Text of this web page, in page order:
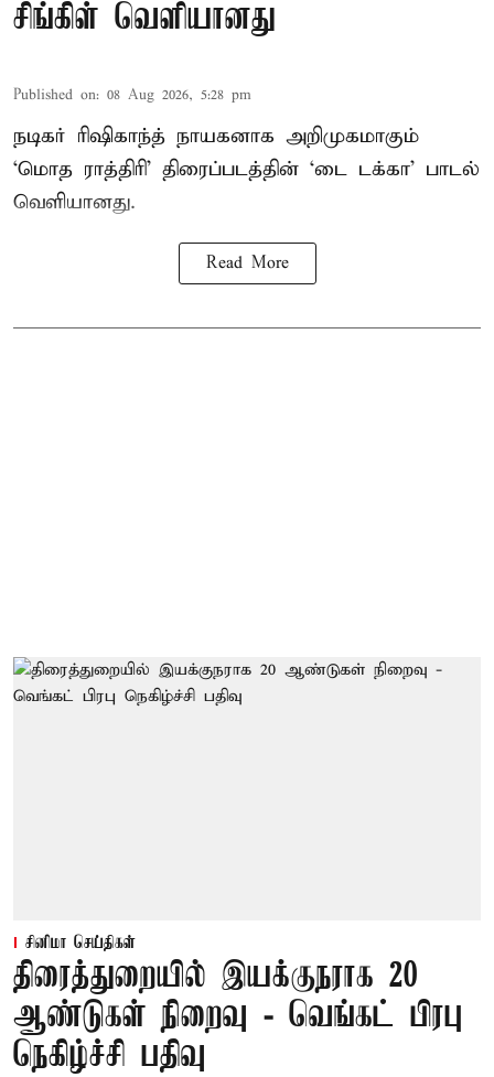
சிங்கிள் வெளியானது
Published on: 08 Aug 2026, 5:28 pm
நடிகர் ரிஷிகாந்த் நாயகனாக அறிமுகமாகும்
‘மொத ராத்திரி’ திரைப்படத்தின் ‘டை டக்கா’ பாடல்
வெளியானது.
Read More
சினிமா செய்திகள்
திரைத்துறையில் இயக்குநராக 20
ஆண்டுகள் நிறைவு - வெங்கட் பிரபு
நெகிழ்ச்சி பதிவு